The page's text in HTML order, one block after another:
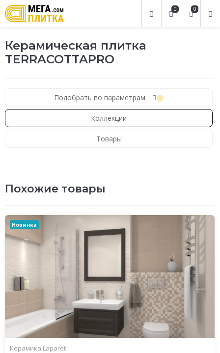
0
0
Керамическая плитка
TERRACOTTAPRO
Подобрать по параметрам
Коллекции
Товары
Похожие товары
Новинка
Керамика Laparet